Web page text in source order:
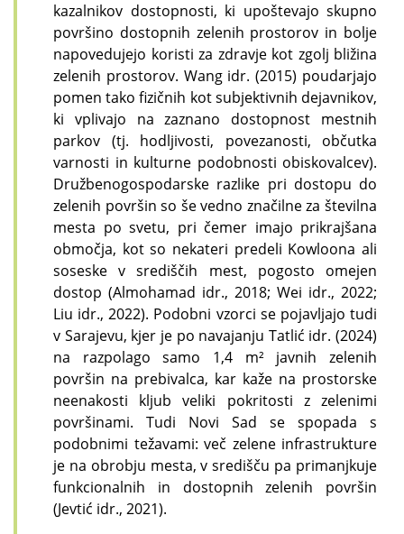
kazalnikov dostopnosti, ki upoštevajo skupno
površino dostopnih zelenih prostorov in bolje
napovedujejo koristi za zdravje kot zgolj bližina
zelenih prostorov. Wang idr. (2015) poudarjajo
pomen tako fizičnih kot subjektivnih dejavnikov,
ki vplivajo na zaznano dostopnost mestnih
parkov (tj. hodljivosti, povezanosti, občutka
varnosti in kulturne podobnosti obiskovalcev).
Družbenogospodarske razlike pri dostopu do
zelenih površin so še vedno značilne za številna
mesta po svetu, pri čemer imajo prikrajšana
območja, kot so nekateri predeli Kowloona ali
soseske v središčih mest, pogosto omejen
dostop (Almohamad idr., 2018; Wei idr., 2022;
Liu idr., 2022). Podobni vzorci se pojavljajo tudi
v Sarajevu, kjer je po navajanju Tatlić idr. (2024)
na razpolago samo 1,4 m² javnih zelenih
površin na prebivalca, kar kaže na prostorske
neenakosti kljub veliki pokritosti z zelenimi
površinami. Tudi Novi Sad se spopada s
podobnimi težavami: več zelene infrastrukture
je na obrobju mesta, v središču pa primanjkuje
funkcionalnih in dostopnih zelenih površin
(Jevtić idr., 2021).